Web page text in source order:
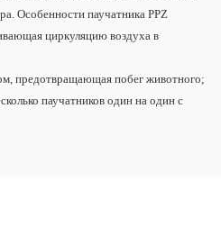
Особенности паучатника PPZ
циркуляцию воздуха в
предотвращающая побег животного;
паучатников один на один с